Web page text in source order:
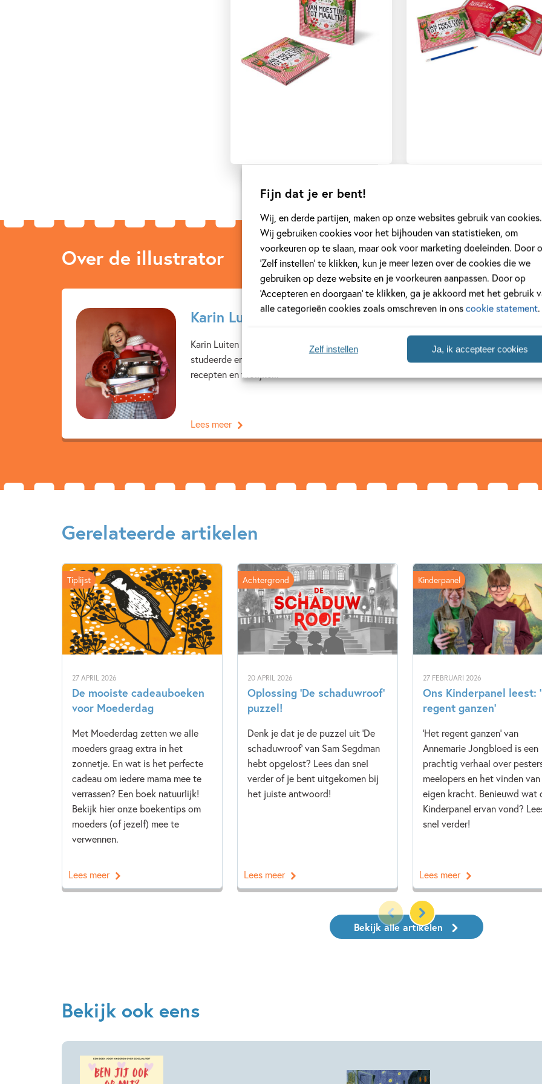
Fijn dat je er bent!
Wij, en derde partijen, maken op onze websites gebruik van cookies.
Wij gebruiken cookies voor het bijhouden van statistieken, om
voorkeuren op te slaan, maar ook voor marketing doeleinden. Door
‘Zelf instellen’ te klikken, kun je meer lezen over de cookies die we
gebruiken op deze website en je voorkeuren aanpassen. Door op
‘Accepteren en doorgaan’ te klikken, ga je akkoord met het gebruik
alle categorieën cookies zoals omschreven in onscookie statement.
Ja, ik accepteer cookies
Zelf instellen
Over de illustrator
Karin Luiten
Karin Luiten heeft van haar hobby’s haar beroep gemaakt: ze kookt, schrijft en
studeerde en daarna jarenlang werkte bij de opera en een tijdschriftenuitgeverij!
recepten en vrolijke...
Lees meer
Gerelateerde artikelen
27 APRIL 2026
De mooiste cadeauboeken
voor Moederdag
Met Moederdag zetten we alle
moeders graag extra in het
zonnetje. En wat is het perfecte
cadeau om iedere mama mee te
verrassen? Een boek natuurlijk!
Bekijk hier onze boekentips om
moeders (of jezelf) mee te
verwennen.
Tiplijst
Lees meer
20 APRIL 2026
Oplossing ‘De schaduwroof’
puzzel!
Denk je dat je de puzzel uit 'De
schaduwroof' van Sam Segdman
hebt opgelost? Lees dan snel
verder of je bent uitgekomen bij
het juiste antwoord!
Achtergrond
Lees meer
27 FEBRUARI 2026
Ons Kinderpanel leest:
regent ganzen’
'Het regent ganzen' van
Annemarie Jongbloed is een
prachtig verhaal over
meelopers en het vinden
eigen kracht. Benieuwd wat
Kinderpanel ervan vond?
snel verder!
Kinderpanel
Lees meer
Bekijk alle artikelen
Bekijk ook eens